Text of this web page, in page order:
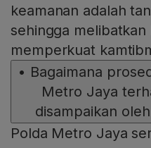
keamanan adalah
sehingga
memperkuat
• Bagaimana
Metro Jaya
disampaikan
Polda Metro Jaya